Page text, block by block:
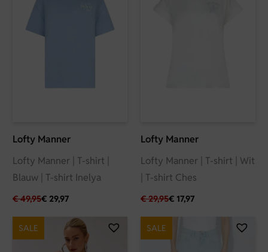
Lofty Manner
Lofty Manner | T-shirt |
Blauw | T-shirt Inelya
€49,95€ 29,97
Lofty Manner
Lofty Manner | T-shirt | Wit
| T-shirt Ches
€29,95€ 17,97
SALE SALE